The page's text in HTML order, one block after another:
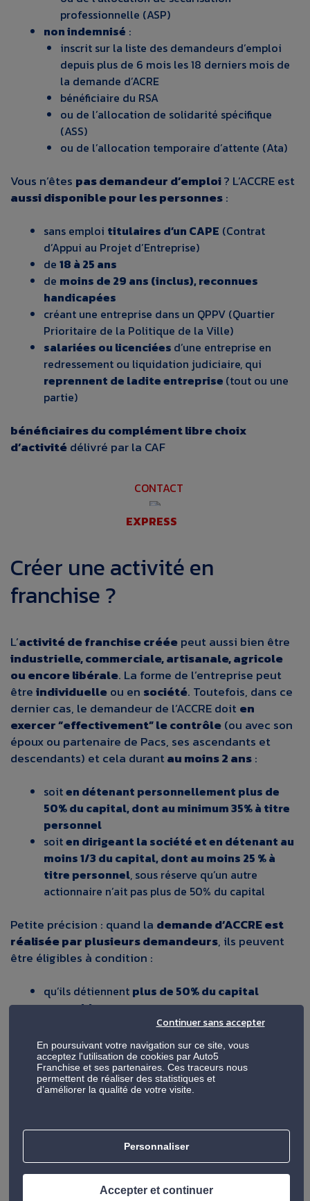
professionnelle (ASP)
non indemnisé :
inscrit sur la liste des demandeurs d’emploi
depuis plus de 6 mois les 18 derniers mois de
la demande d’ACRE
bénéficiaire du RSA
ou de l’allocation de solidarité spécifique
(ASS)
ou de l’allocation temporaire d’attente (Ata)
Vous n’êtes pas demandeur d’emploi? L’ACCRE est
aussi disponible pour les personnes:
sans emploi titulaires d’un CAPE (Contrat
d’Appui au Projet d’Entreprise)
de 18 à 25 ans
de moins de 29 ans (inclus), reconnues
handicapées
créant une entreprise dans un QPPV (Quartier
Prioritaire de la Politique de la Ville)
salariées ou licenciées d’une entreprise en
redressement ou liquidation judiciaire, qui
reprennent de ladite entreprise (tout ou une
partie)
bénéficiaires du complément libre choix
d’activitédélivré par la CAF
CONTACT
EXPRESS
Créer une activité en
franchise ?
L’activité de franchise crééepeut aussi bien être
industrielle, commerciale, artisanale, agricole
ou encore libérale. La forme de l’entreprise peut
êtreindividuelleou en société. Toutefois, dans ce
dernier cas, le demandeur de l’ACCRE doit en
exercer “effectivement” le contrôle(ou avec son
époux ou partenaire de Pacs, ses ascendants et
descendants) et cela durantau moins 2 ans:
soiten détenant personnellement plus de
50% du capital, dont au minimum 35% à titre
personnel
soiten dirigeant la société et en détenant au
moins 1/3 du capital, dont au moins 25 % à
titre personnel, sous réserve qu’un autre
actionnaire n’ait pas plus de 50% du capital
Petite précision : quand la demande d’ACCRE est
réalisée par plusieurs demandeurs, ils peuvent
être éligibles à condition :
qu’ils détiennent plus de 50% du capital
ensemble,
‘un ou plusieurs d’entre eux soient
dirigeants
et que chaque demandeur ait une part de capital
égaleau moins à 1/10ème de la part du
principal actionnaire
Comment demander l’ACCRE
quand on est franchisé ?
En poursuivant votre navigation sur ce site, vous
acceptez l'utilisation de cookies par Auto5
Franchise et ses partenaires. Ces traceurs nous
permettent de réaliser des statistiques et
d’améliorer la qualité de votre visite.
Personnaliser
Continuer sans accepter
Accepter et continuer